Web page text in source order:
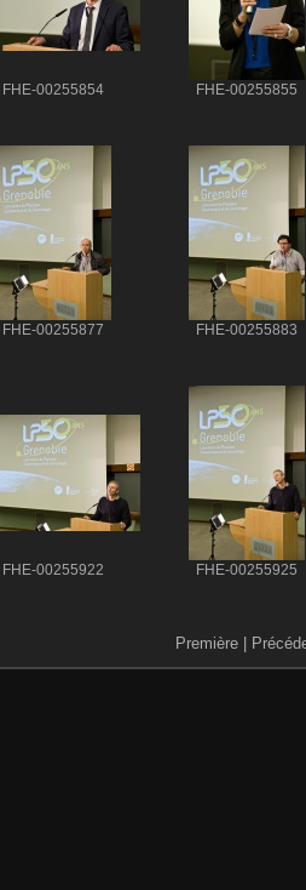
FHE-00255854 FHE-00255855
FHE-00255877 FHE-00255883
FHE-00255922 FHE-00255925
Première |